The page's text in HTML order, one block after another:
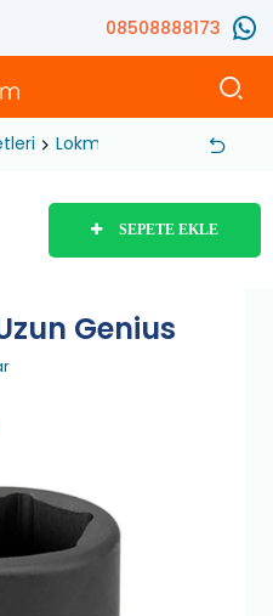
08508888173
Lokma Anahtar 3/4
SEPETE EKLE
Genius